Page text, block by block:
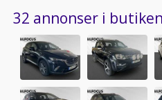
32 annonser i butiken